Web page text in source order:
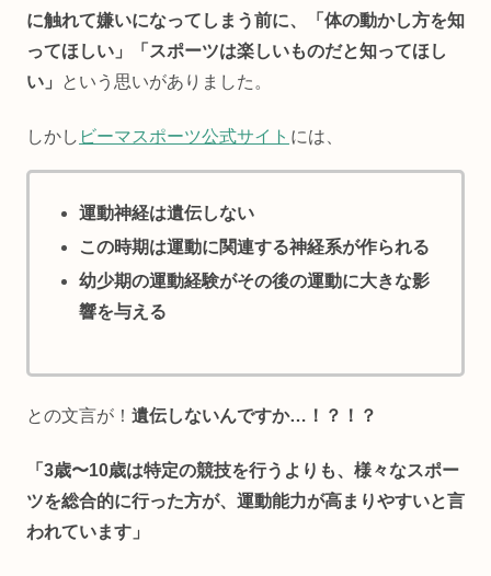
に触れて嫌いになってしまう前に、「体の動かし方を知
ってほしい」「スポーツは楽しいものだと知ってほし
い」
という思いがありました。
しかし ビーマスポーツ公式サイト には、
運動神経は遺伝しない
この時期は運動に関連する神経系が作られる
幼少期の運動経験がその後の運動に大きな影
響を与える
との文言が！ 遺伝しないんですか…！？！？
「3歳〜10歳は特定の競技を行うよりも、様々なスポー
ツを総合的に行った方が、運動能力が高まりやすいと言
われています」